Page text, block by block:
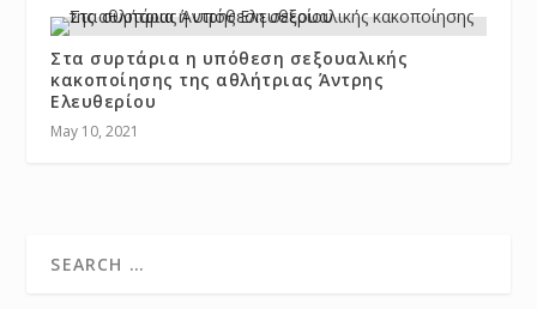
Στα συρτάρια η υπόθεση σεξουαλικής
κακοποίησης της αθλήτριας Άντρης
Ελευθερίου
May 10, 2021